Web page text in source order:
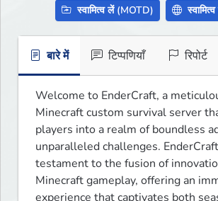
स्वामित्व लें (MOTD)
बारे में टिप्पणियाँ रिपोर्ट
Welcome to EnderCraft, a
Minecraft custom survival server
players into a realm of boundless
unparalleled challenges.
testament to the fusion of
Minecraft gameplay, offering an
experience that captivates both